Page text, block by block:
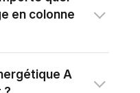
en colonne
A